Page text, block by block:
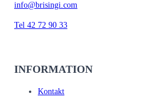
info@brisingi.com
Tel 42 72 90 33
INFORMATION
Kontakt